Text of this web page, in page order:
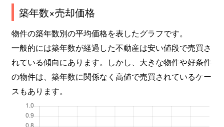
築年数×売却価格
物件の築年数別の平均価格を表したグラフです。
一般的には築年数が経過した不動産は安い値段で売買さ
れている傾向にあります。しかし、大きな物件や好条件
の物件は、築年数に関係なく高値で売買されているケー
スもあります。